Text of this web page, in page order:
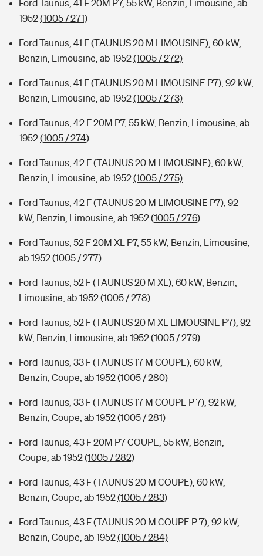
Ford Taunus, 41 F 20M P7, 55 kW, Benzin, Limousine, ab
1952(1005 / 271)
Ford Taunus, 41 F (TAUNUS 20 M LIMOUSINE), 60 kW,
Benzin, Limousine, ab 1952(1005 / 272)
Ford Taunus, 41 F (TAUNUS 20 M LIMOUSINE P7), 92 kW,
Benzin, Limousine, ab 1952(1005 / 273)
Ford Taunus, 42 F 20M P7, 55 kW, Benzin, Limousine, ab
1952(1005 / 274)
Ford Taunus, 42 F (TAUNUS 20 M LIMOUSINE), 60 kW,
Benzin, Limousine, ab 1952(1005 / 275)
Ford Taunus, 42 F (TAUNUS 20 M LIMOUSINE P7), 92
kW, Benzin, Limousine, ab 1952(1005 / 276)
Ford Taunus, 52 F 20M XL P7, 55 kW, Benzin, Limousine,
ab 1952(1005 / 277)
Ford Taunus, 52 F (TAUNUS 20 M XL), 60 kW, Benzin,
Limousine, ab 1952(1005 / 278)
Ford Taunus, 52 F (TAUNUS 20 M XL LIMOUSINE P7), 92
kW, Benzin, Limousine, ab 1952(1005 / 279)
Ford Taunus, 33 F (TAUNUS 17 M COUPE), 60 kW,
Benzin, Coupe, ab 1952(1005 / 280)
Ford Taunus, 33 F (TAUNUS 17 M COUPE P 7), 92 kW,
Benzin, Coupe, ab 1952(1005 / 281)
Ford Taunus, 43 F 20M P7 COUPE, 55 kW, Benzin,
Coupe, ab 1952(1005 / 282)
Ford Taunus, 43 F (TAUNUS 20 M COUPE), 60 kW,
Benzin, Coupe, ab 1952(1005 / 283)
Ford Taunus, 43 F (TAUNUS 20 M COUPE P 7), 92 kW,
Benzin, Coupe, ab 1952(1005 / 284)